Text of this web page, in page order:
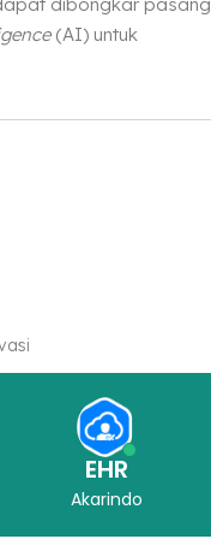
(AI) untuk
EHR
Akarindo